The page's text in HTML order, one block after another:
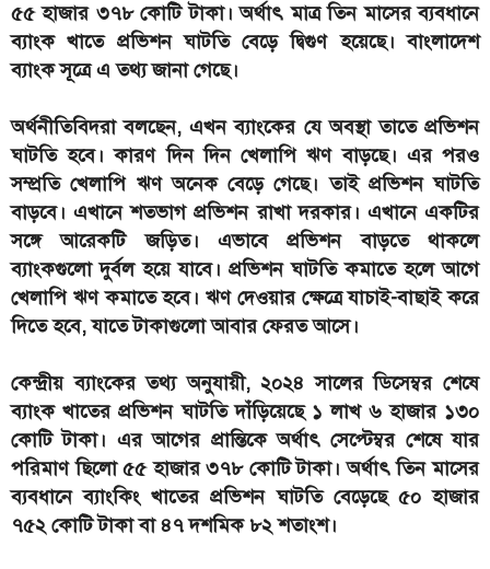
৫৫ হাজার ৩৭৮ কোটি টাকা। অর্থাৎ মাত্র তিন মাসের ব্যবধানে
ব্যাংক খাতে প্রভিশন ঘাটতি বেড়ে দ্বিগুণ হয়েছে। বাংলাদেশ
ব্যাংক সূত্রে এ তথ্য জানা গেছে।
অর্থনীতিবিদরা বলছেন, এখন ব্যাংকের যে অবস্থা তাতে প্রভিশন
ঘাটতি হবে। কারণ দিন দিন খেলাপি ঋণ বাড়ছে। এর পরও
সম্প্রতি খেলাপি ঋণ অনেক বেড়ে গেছে। তাই প্রভিশন ঘাটতি
বাড়বে। এখানে শতভাগ প্রভিশন রাখা দরকার। এখানে একটির
সঙ্গে আরেকটি জড়িত। এভাবে প্রভিশন বাড়তে থাকলে
ব্যাংকগুলো দুর্বল হয়ে যাবে। প্রভিশন ঘাটতি কমাতে হলে আগে
খেলাপি ঋণ কমাতে হবে। ঋণ দেওয়ার ক্ষেত্রে যাচাই-বাছাই করে
দিতে হবে, যাতে টাকাগুলো আবার ফেরত আসে।
কেন্দ্রীয় ব্যাংকের তথ্য অনুযায়ী, ২০২৪ সালের ডিসেম্বর শেষে
ব্যাংক খাতের প্রভিশন ঘাটতি দাঁড়িয়েছে ১ লাখ ৬ হাজার ১৩০
কোটি টাকা। এর আগের প্রান্তিকে অর্থাৎ সেপ্টেম্বর শেষে যার
পরিমাণ ছিলো ৫৫ হাজার ৩৭৮ কোটি টাকা। অর্থাৎ তিন মাসের
ব্যবধানে ব্যাংকিং খাতের প্রভিশন ঘাটতি বেড়েছে ৫০ হাজার
৭৫২ কোটি টাকা বা ৪৭ দশমিক ৮২ শতাংশ।